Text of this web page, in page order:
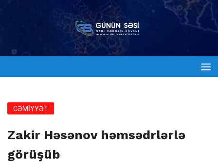
CƏMİYYƏT
Zakir Həsənov həmsədrlərlə
görüşüb